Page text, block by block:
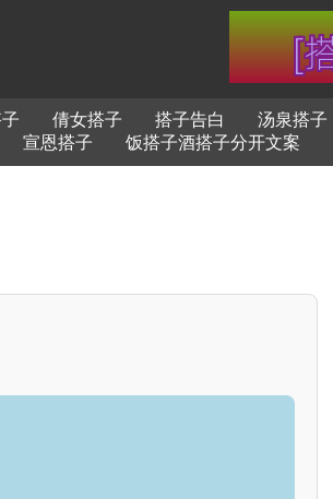
倩女搭子 搭子告白 汤泉搭子
宣恩搭子 饭搭子酒搭子分开文案